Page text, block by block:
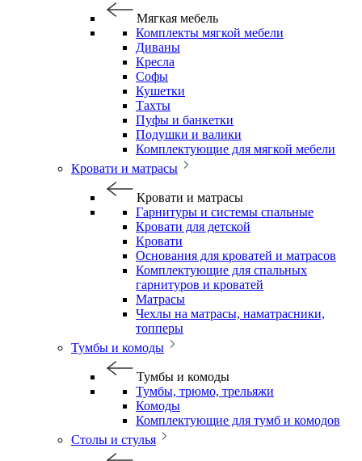
Мягкая мебель
Комплекты мягкой мебели
Диваны
Кресла
Софы
Кушетки
Тахты
Пуфы и банкетки
Подушки и валики
Комплектующие для мягкой мебели
Кровати и матрасы
Кровати и матрасы
Гарнитуры и системы спальные
Кровати для детской
Кровати
Основания для кроватей и матрасов
Комплектующие для спальных
гарнитуров и кроватей
Матрасы
Чехлы на матрасы, наматрасники,
топперы
Тумбы и комоды
Тумбы и комоды
Тумбы, трюмо, трельяжи
Комоды
Комплектующие для тумб и комодов
Столы и стулья